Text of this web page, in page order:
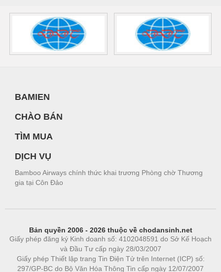
BAMIEN
CHÀO BÁN
TÌM MUA
DỊCH VỤ
Bamboo Airways chính thức khai trương Phòng chờ Thương
gia tại Côn Đảo
Bản quyền 2006 - 2026 thuộc về chodansinh.net
Giấy phép đăng ký Kinh doanh số: 4102048591 do Sở Kế Hoạch
và Đầu Tư cấp ngày 28/03/2007
Giấy phép Thiết lập trang Tin Điện Tử trên Internet (ICP) số:
297/GP-BC do Bộ Văn Hóa Thông Tin cấp ngày 12/07/2007